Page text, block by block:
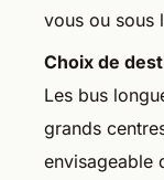
vous ou sous
Choix de
Les bus
grands
envisageable